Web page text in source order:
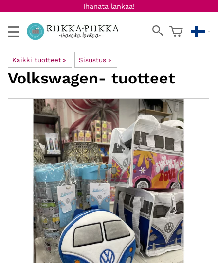
Ihanata lankaa!
Kaikki tuotteet ‪» Sisustus ‪»
Volkswagen- tuotteet